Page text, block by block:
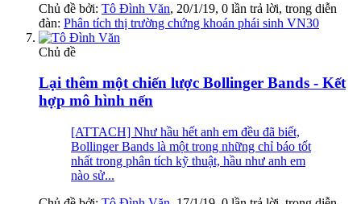
Chủ đề bởi: Tô Đình Văn, 20/1/19, 0 lần trả lời, trong diễn
đàn: Phân tích thị trường chứng khoán phái sinh VN30
Chủ đề
Lại thêm một chiến lược Bollinger Bands - Kết
hợp mô hình nến
[ATTACH] Như hầu hết anh em đều đã biết,
Bollinger Bands là một trong những chỉ báo tốt
nhất trong phân tích kỹ thuật, hầu như anh em
nào sử...